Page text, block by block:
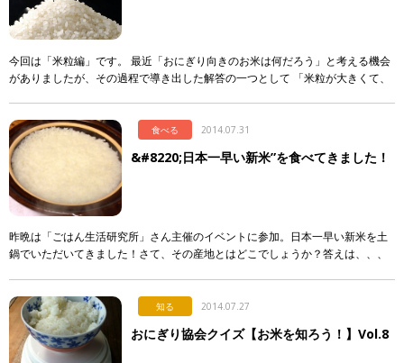
今回は「米粒編」です。 最近「おにぎり向きのお米は何だろう」と考える機会
がありましたが、その過程で導き出した解答の一つとして 「米粒が大きくて、
食べる 2014.07.31
&#8220;日本一早い新米”を食べてきました！
昨晩は「ごはん生活研究所」さん主催のイベントに参加。日本一早い新米を土
鍋でいただいてきました！さて、その産地とはどこでしょうか？答えは、、、
知る 2014.07.27
おにぎり協会クイズ【お米を知ろう！】Vol.8